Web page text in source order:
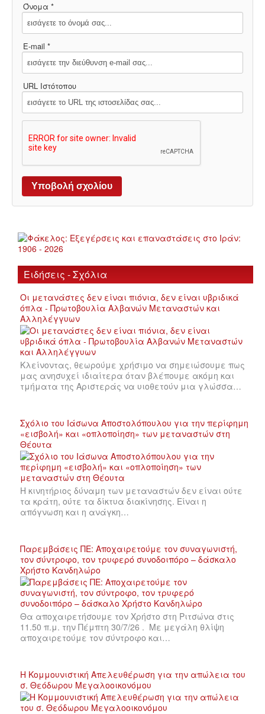
Όνομα *
E-mail *
URL Ιστότοπου
Ειδήσεις - Σχόλια
Οι μετανάστες δεν είναι πιόνια, δεν είναι υβριδικά
όπλα - Πρωτοβουλία Αλβανών Μεταναστών και
Αλληλέγγυων
Κλείνοντας, θεωρούμε χρήσιμο να σημειώσουμε πως
μας ανησυχεί ιδιαίτερα όταν βλέπουμε ακόμη και
τμήματα της Αριστεράς να υιοθετούν μια γλώσσα…
Σχόλιο του Ιάσωνα Αποστολόπουλου για την περίφημη
«εισβολή» και «οπλοποίηση» των μεταναστών στη
Θέουτα
Η κινητήριος δύναμη των μεταναστών δεν είναι ούτε
τα κράτη, ούτε τα δίκτυα διακίνησης. Είναι η
απόγνωση και η ανάγκη…
Παρεμβάσεις ΠΕ: Αποχαιρετούμε τον συναγωνιστή,
τον σύντροφο, τον τρυφερό συνοδοιπόρο – δάσκαλο
Χρήστο Κανδηλώρο
Θα αποχαιρετήσουμε τον Χρήστο στη Ριτσώνα στις
11.50 π.μ. την Πέμπτη 30/7/26 . Με μεγάλη θλίψη
αποχαιρετούμε τον σύντροφο και…
Η Κομμουνιστική Απελευθέρωση για την απώλεια του
σ. Θεόδωρου Μεγαλοοικονόμου